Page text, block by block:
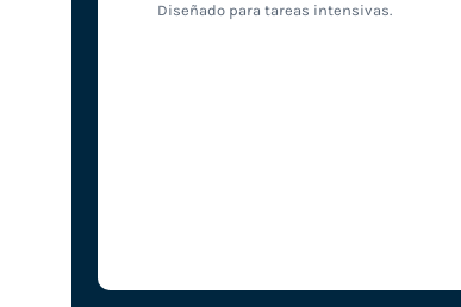
Diseñado para tareas intensivas.